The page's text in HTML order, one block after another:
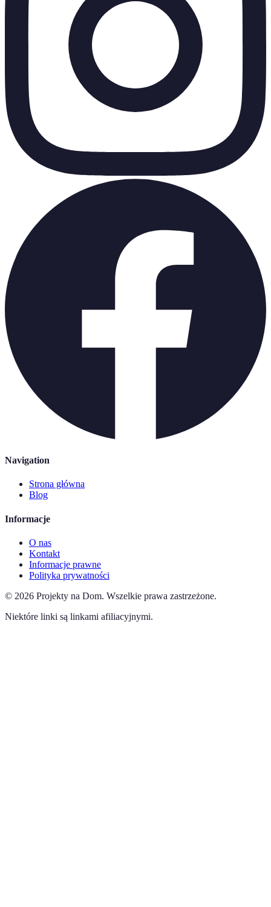
Navigation
Strona główna
Blog
Informacje
O nas
Kontakt
Informacje prawne
Polityka prywatności
© 2026 Projekty na Dom. Wszelkie prawa zastrzeżone.
Niektóre linki są linkami afiliacyjnymi.